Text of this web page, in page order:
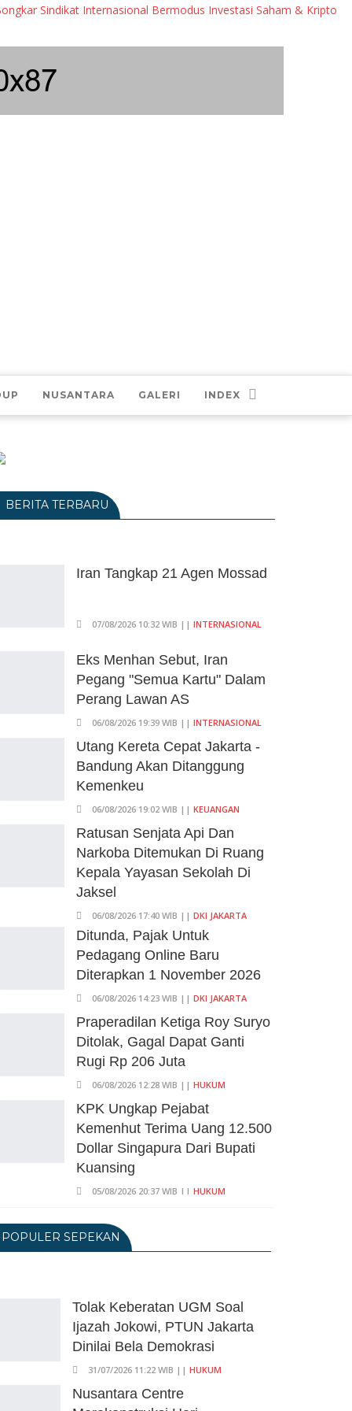
Internasional Bermodus Investasi Saham & Kripto
NUSANTARA GALERI INDEX
BERITA TERBARU
Iran Tangkap 21 Agen Mossad
07/08/2026 10:32 WIB || INTERNASIONAL
Eks Menhan Sebut, Iran
Pegang "Semua Kartu" Dalam
Perang Lawan AS
06/08/2026 19:39 WIB || INTERNASIONAL
Utang Kereta Cepat Jakarta -
Bandung Akan Ditanggung
Kemenkeu
06/08/2026 19:02 WIB || KEUANGAN
Ratusan Senjata Api Dan
Narkoba Ditemukan Di Ruang
Kepala Yayasan Sekolah Di
Jaksel
06/08/2026 17:40 WIB || DKI JAKARTA
Ditunda, Pajak Untuk
Pedagang Online Baru
Diterapkan 1 November 2026
06/08/2026 14:23 WIB || DKI JAKARTA
Praperadilan Ketiga Roy Suryo
Ditolak, Gagal Dapat Ganti
Rugi Rp 206 Juta
06/08/2026 12:28 WIB || HUKUM
KPK Ungkap Pejabat
Kemenhut Terima Uang 12.500
Dollar Singapura Dari Bupati
Kuansing
05/08/2026 20:37 WIB || HUKUM
Dicatut Dalam Makalah MBG
Untuk Dapat Nobel
Transjakarta Blok M-Soetta
Ganti Nama Jadi
Transbandara, Tarif Dipatok
Rp15.000
05/08/2026 15:05 WIB ||
POPULER SEPEKAN
Tolak Keberatan UGM Soal
Ijazah Jokowi, PTUN Jakarta
Dinilai Bela Demokrasi
31/07/2026 11:22 WIB || HUKUM
Nusantara Centre